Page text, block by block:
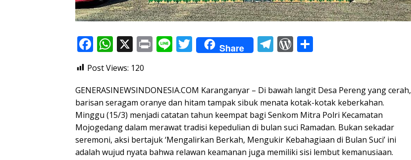
F
ac
e
b
o
o
k
W
at
s
A
p
p
X Pr Li T
w
er
Share T
gr
a
m
W
Pr
e
ss
e
Post Views: 120
GENERASINEWSINDONESIA.COM Karanganyar – Di bawah langit Desa Pereng yang cerah,
barisan seragam oranye dan hitam tampak sibuk menata kotak-kotak keberkahan.
Minggu (15/3) menjadi catatan tahun keempat bagi Senkom Mitra Polri Kecamatan
Mojogedang dalam merawat tradisi kepedulian di bulan suci Ramadan. Bukan sekadar
seremoni, aksi bertajuk ‘Mengalirkan Berkah, Mengukir Kebahagiaan di Bulan Suci’ ini
adalah wujud nyata bahwa relawan keamanan juga memiliki sisi lembut kemanusiaan.